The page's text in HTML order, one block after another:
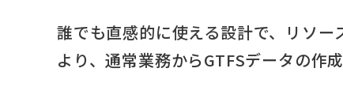
誰でも直感的に使える設計で、リソ
より、通常業務からGTFSデータの作